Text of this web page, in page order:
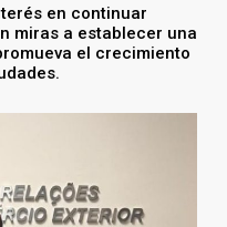
en continuar
miras a establecer una
el crecimiento